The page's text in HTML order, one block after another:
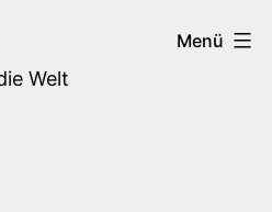
Welt
Menü